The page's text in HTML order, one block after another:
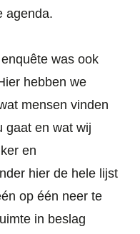
agenda.
was ook
hebben we
mensen vinden
gaat en wat wij
en
hier de hele lijst
op één neer te
in beslag